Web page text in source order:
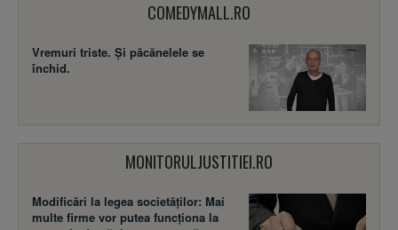
COMEDYMALL.RO
Vremuri triste. Şi păcănelele se
închid.
MONITORULJUSTITIEI.RO
Modificări la legea societăţilor: Mai
multe firme vor putea funcţiona la